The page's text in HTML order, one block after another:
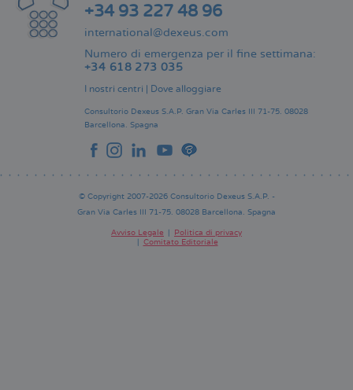
+34 93 227 48 96
international@dexeus.com
Numero di emergenza per il fine settimana:
+34 618 273 035
I nostri centri Dove alloggiare
Consultorio Dexeus S.A.P. Gran Via Carles III 71-75. 08028
Barcellona. Spagna
© Copyright 2007-2026 Consultorio Dexeus S.A.P. -
Gran Via Carles III 71-75. 08028 Barcellona. Spagna
Avviso Legale
Politica di privacy
Comitato Editoriale